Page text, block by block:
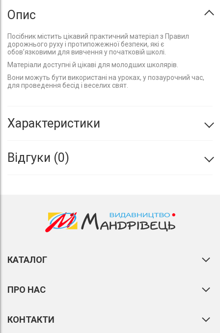
Опис
Посібник містить цікавий практичний матеріал з Правил
дорожнього руху і протипожежної безпеки, які є
обов’язковими для вивчення у початковій школі.
Матеріали доступні й цікаві для молодших школярів.
Вони можуть бути використані на уроках, у позаурочний час,
для проведення бесід і веселих свят.
Характеристики
Відгуки 0
КАТАЛОГ
ПРО НАС
КОНТАКТИ